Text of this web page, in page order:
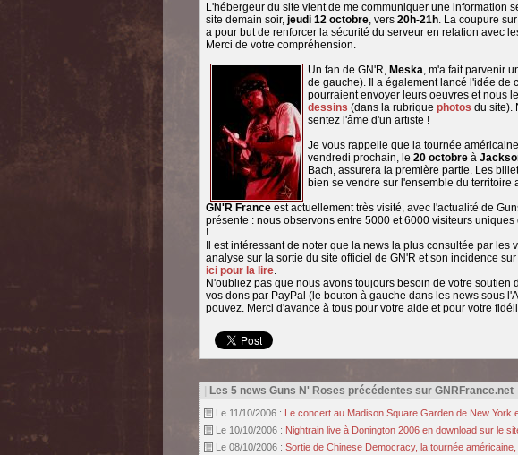
L'hébergeur du site vient de me communiquer une information
site demain soir, jeudi 12 octobre, vers 20h-21h. La coupure
a pour but de renforcer la sécurité du serveur en relation avec
Merci de votre compréhension.
Un fan de GN'R, Meska, m'a fait parvenir
de gauche). Il a également lancé l'idée de
pourraient envoyer leurs oeuvres et nous
dessins (dans la rubrique photos du site).
sentez l'âme d'un artiste !
Je vous rappelle que la tournée
vendredi prochain, le 20 octobre à
Bach, assurera la première partie. Les
bien se vendre sur l'ensemble du territoire
GN'R France est actuellement très visité, avec l'actualité de
présente : nous observons entre 5000 et 6000 visiteurs
!
Il est intéressant de noter que la news la plus consultée par les
analyse sur la sortie du site officiel de GN'R et son incidence
ici pour la lire.
N'oubliez pas que nous avons toujours besoin de votre soutien
vos dons par PayPal (le bouton à gauche dans les news sous
pouvez. Merci d'avance à tous pour votre aide et pour votre
Les 5 news Guns N' Roses précédentes sur GNRFrance.net
Le 11/10/2006 : Le concert au Madison Square Garden de New York
Le 10/10/2006 : Nightrain live à Donington 2006 en download sur le
Le 08/10/2006 : Sortie de Chinese Democracy, la tournée